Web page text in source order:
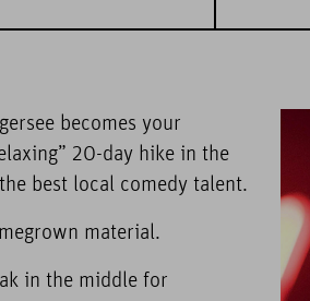
becomes your
20-day hike in the
best local comedy talent.
material.
in the middle for